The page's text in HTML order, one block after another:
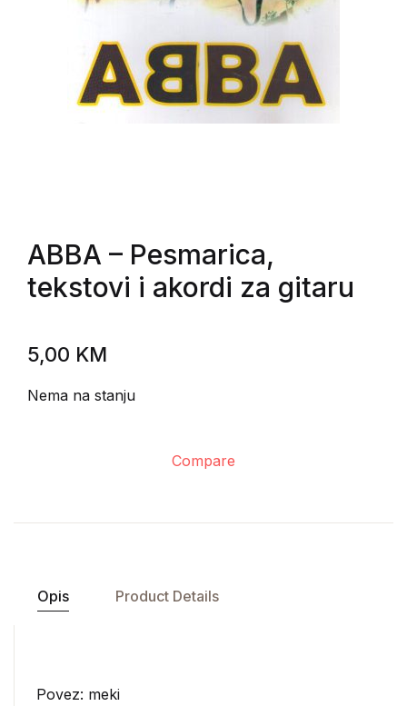
ABBA – Pesmarica,
tekstovi i akordi za gitaru
5,00 KM
Nema na stanju
Compare
Opis Product Details
Povez: meki